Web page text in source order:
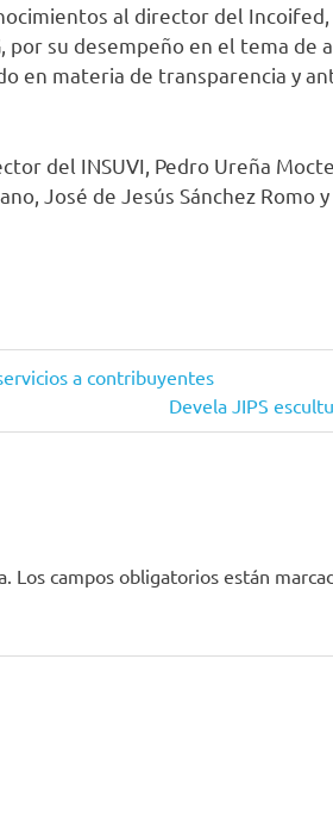
al director del
por su desempeño en el tema de
en materia de transparencia y
del INSUVI, Pedro Ureña
José de Jesús Sánchez Romo
a contribuyentes
Siguiente
entrada:
Devela JIPS
Los campos obligatorios están